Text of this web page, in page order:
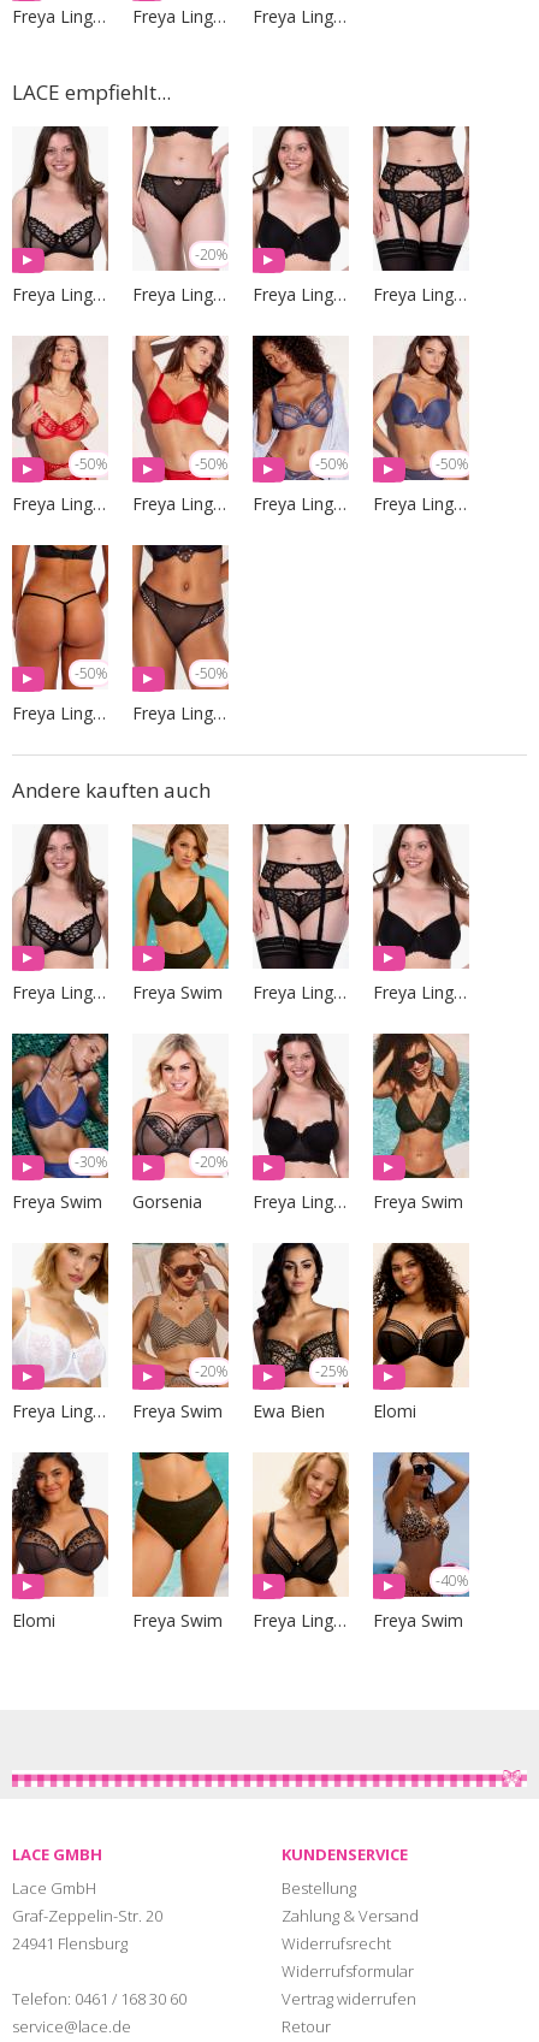
Freya Lingerie Freya Lingerie Freya Lingerie
LACE empfiehlt...
Freya Lingerie
-20%
Freya Lingerie Freya Lingerie Freya Lingerie
-50%
Freya Lingerie
-50%
Freya Lingerie
-50%
Freya Lingerie
-50%
Freya Lingerie
-50%
Freya Lingerie
-50%
Freya Lingerie
Andere kauften auch
Freya Lingerie Freya Swim Freya Lingerie Freya Lingerie
-30%
Freya Swim
-20%
Gorsenia Freya Lingerie Freya Swim
Freya Lingerie
-20%
Freya Swim
-25%
Ewa Bien Elomi
Elomi Freya Swim Freya Lingerie
-40%
Freya Swim
LACE GMBH
Lace GmbH
Graf-Zeppelin-Str. 20
24941 Flensburg
Telefon: 0461 / 168 30 60
service@lace.de
KUNDENSERVICE
Bestellung
Zahlung & Versand
Widerrufsrecht
Widerrufsformular
Vertrag widerrufen
Retour